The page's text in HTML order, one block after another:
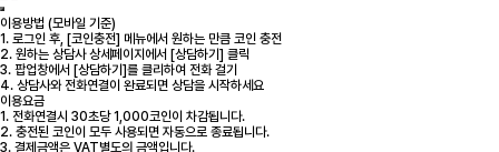
이용방법 (모바일 기준)
1. 로그인 후, [코인충전] 메뉴에서 원하는 만큼 코인 충전
2. 원하는 상담사 상세페이지에서 [상담하기] 클릭
3. 팝업창에서 [상담하기]를 클리하여 전화 걸기
4. 상담사와 전화연결이 완료되면 상담을 시작하세요
이용요금
1. 전화연결시 30초당 1,000코인이 차감됩니다.
2. 충전된 코인이 모두 사용되면 자동으로 종료됩니다.
3. 결제금액은 VAT별도의 금액입니다.